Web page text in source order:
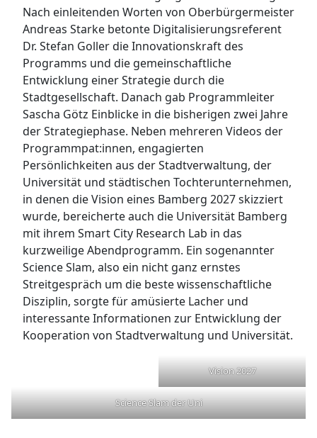
Nach einleitenden Worten von Oberbürgermeister
Andreas Starke betonte Digitalisierungsreferent
Dr. Stefan Goller die Innovationskraft des
Programms und die gemeinschaftliche
Entwicklung einer Strategie durch die
Stadtgesellschaft. Danach gab Programmleiter
Sascha Götz Einblicke in die bisherigen zwei Jahre
der Strategiephase. Neben mehreren Videos der
Programmpat:innen, engagierten
Persönlichkeiten aus der Stadtverwaltung, der
Universität und städtischen Tochterunternehmen,
in denen die Vision eines Bamberg 2027 skizziert
wurde, bereicherte auch die Universität Bamberg
mit ihrem Smart City Research Lab in das
kurzweilige Abendprogramm. Ein sogenannter
Science Slam, also ein nicht ganz ernstes
Streitgespräch um die beste wissenschaftliche
Disziplin, sorgte für amüsierte Lacher und
interessante Informationen zur Entwicklung der
Kooperation von Stadtverwaltung und Universität.
Vision 2027
Science Slam der Uni